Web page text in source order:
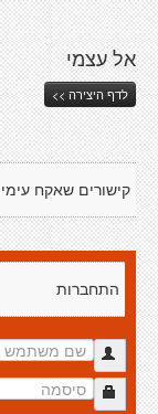
אל עצמי
לדף היצירה >>
קישורים שאקח עימי
התחברות